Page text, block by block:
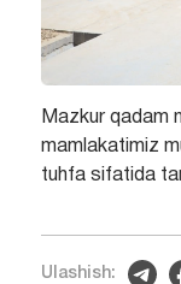
Mazkur qadam
mamlakatimiz
tuhfa sifatida
Ulashish: